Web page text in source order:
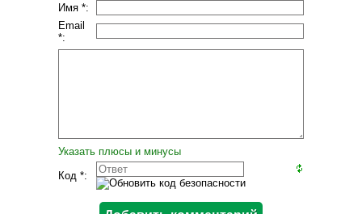
Имя *:
Email
*:
Указать плюсы и минусы
Код *: